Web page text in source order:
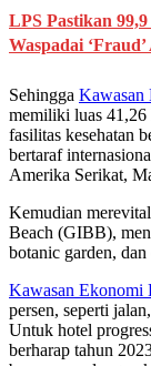
LPS Pastikan
Waspadai
Sehingga Kawasan
memiliki luas 41,26
fasilitas kesehatan
bertaraf
Amerika Serikat,
Kemudian
Beach (GIBB),
botanic garden,
Kawasan Ekonomi
persen, seperti
Untuk hotel
berharap tahun